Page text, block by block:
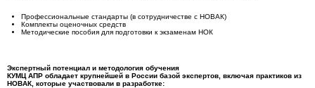
Профессиональные стандарты (в сотрудничестве с НОВАК)
Комплекты оценочных средств
Методические пособия для подготовки к экзаменам НОК
Экспертный потенциал и методология обучения
КУМЦ АПР обладает крупнейшей в России базой экспертов, включая практиков из
НОВАК, которые участвовали в разработке: